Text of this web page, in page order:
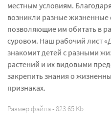
местным условиям.
возникли разные
позволяющие им обитать в
суровом. Наш рабочий лист
знакомит детей с разными
растений и их видовыми
закрепить знания о
признаках.
Размер файла - 823.65 Kb